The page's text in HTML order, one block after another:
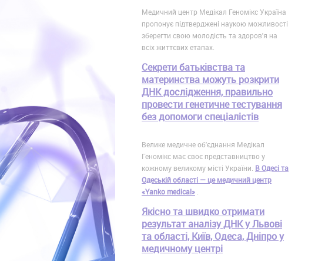
Медичний центр Медікал Геномікс Україна
пропонує підтверджені наукою можливості
зберегти свою молодість та здоров'я на
всіх життєвих етапах.
Секрети батьківства та
материнства можуть розкрити
ДНК дослідження, правильно
провести генетичне тестування
без допомоги спеціалістів
Велике медичне об'єднання Медікал
Геномікс має своє представництво у
кожному великому місті України. В Одесі та
Одеській області — це медичний центр
«Yanko medical»
Якісно та швидко отримати
результат аналізу ДНК у Львові
та області, Київ, Одеса, Дніпро у
медичному центрі